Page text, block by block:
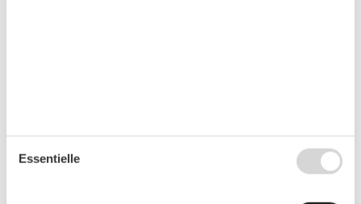
Ferienunterkunft
Essentielle